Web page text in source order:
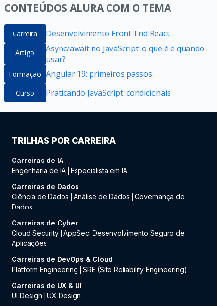
CONTEÚDOS ALURA COM O TEMA
Carreira Desenvolvimento Front-End React
Artigo
Async/await no JavaScript: o que é e quando
usar?
Formação Angular 19: primeiros passos
Curso Praticando JavaScript: condicionais
TRILHAS POR CARREIRA
Carreiras de IA
Engenharia de IA Especialista em IA
Carreiras de Dados
Ciência de Dados
Análise de Dados
Governança de
Dados
Carreiras de Cyber
Cloud Security AppSec: Desenvolvimento Seguro de
Aplicações
Carreiras de DevOps & Cloud
Platform Engineering
SRE (Site Reliability Engineering)
Carreiras de UX & UI
UI Design
UX Design